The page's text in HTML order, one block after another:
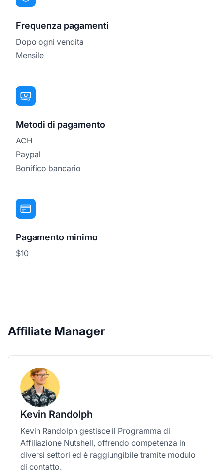
Frequenza pagamenti
Dopo ogni vendita
Mensile
Metodi di pagamento
ACH
Paypal
Bonifico bancario
Pagamento minimo
$10
Affiliate Manager
Kevin Randolph
Kevin Randolph gestisce il Programma di
Affiliazione Nutshell, offrendo competenza in
diversi settori ed è raggiungibile tramite modulo
di contatto.